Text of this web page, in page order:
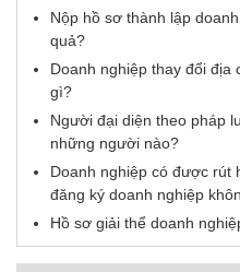
Nộp hồ sơ thành lập
quả?
Doanh nghiệp thay đổi
gì?
Người đại diện theo pháp
những người nào?
Doanh nghiệp có được rút
đăng ký doanh nghiệp
Hồ sơ giải thể doanh